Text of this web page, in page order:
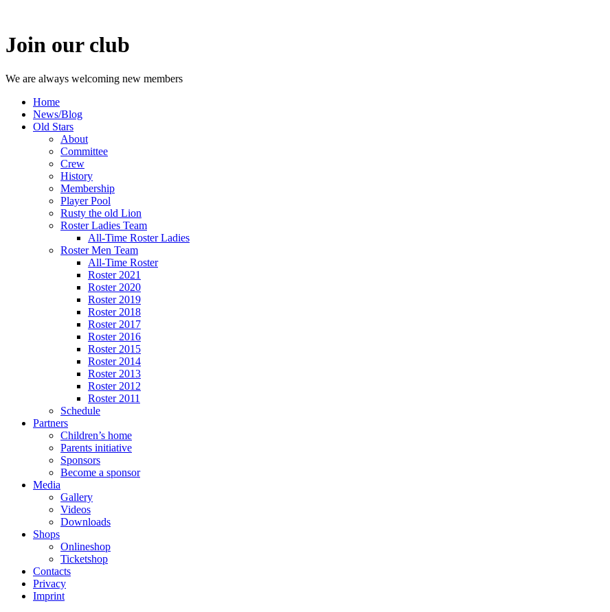
Join our club
We are always welcoming new members
Home
News/Blog
Old Stars
About
Committee
Crew
History
Membership
Player Pool
Rusty the old Lion
Roster Ladies Team
All-Time Roster Ladies
Roster Men Team
All-Time Roster
Roster 2021
Roster 2020
Roster 2019
Roster 2018
Roster 2017
Roster 2016
Roster 2015
Roster 2014
Roster 2013
Roster 2012
Roster 2011
Schedule
Partners
Children’s home
Parents initiative
Sponsors
Become a sponsor
Media
Gallery
Videos
Downloads
Shops
Onlineshop
Ticketshop
Contacts
Privacy
Imprint